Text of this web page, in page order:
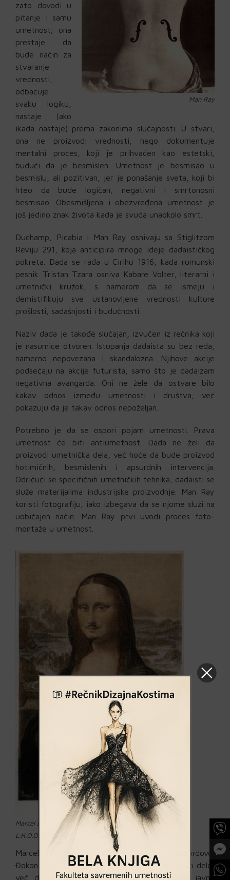
Man Ray
zato dovodi u
pitanje i samu
umetnost; ona
prestaje da
bude način za
stvaranje
vrednosti,
odbacuje
svaku logiku,
nastaje (ako
ikada nastaje) prema zakonima slučajnosti. U stvari,
ona ne proizvodi vrednosti, nego dokumentuje
mentalni proces, koji je prihvaćen kao estetski,
budući da je besmislen. Umetnost je besmisao u
besmislu, ali pozitivan, jer je ponašanje sveta, koji bi
hteo da bude logičan, negativni i smrtonosni
besmisao. Obesmišljena i obezvređena umetnost je
još jedino znak života kada je svuda unaokolo smrt.
Duchamp, Picabia i Man Ray osnivaju sa Stiglitzom
Reviju 291, koja anticipira mnoge ideje dadaističkog
pokreta. Dada se rađa u Cirihu 1916, kada rumunski
pesnik Tristan Tzara osniva Kabare Volter, literarni i
umetnički kružok, s namerom da se ismeju i
demistifikuju sve ustanovljene vrednosti kulture
prošlosti, sadašnjosti i budućnosti.
Naziv dada je takođe slučajan, izvučen iz rečnika koji
je nasumice otvoren. Istupanja dadaista su bez reda,
namerno nepovezana i skandalozna. Njihove akcije
podsećaju na akcije futurista, samo što je dadaizam
negativna avangarda. Oni ne žele da ostvare bilo
kakav odnos između umetnosti i društva, već
pokazuju da je takav odnos nepoželjan.
Potrebno je da se ospori pojam umetnosti. Prava
umetnost će biti antiumetnost. Dada ne želi da
proizvodi umetnička dela, već hoće da bude proizvod
hotimičnih, besmislenih i apsurdnih intervencija.
Odričući se specifičnih umetničkih tehnika, dadaisti se
služe materijalima industrijske proizvodnje. Man Ray
koristi fotografiju, iako izbegava da se njome služi na
uobičajen način. Man Ray prvi uvodi proces foto-
montaže u umetnost.
Marcel Duchamp
L.H.O.O.Q.
Marcel Duchamp doslikava brkove Leonardovoj
Đokondi, ne želeći time da degradira umetničko delo,
već da ospori duboko poštovanje koje mu javno